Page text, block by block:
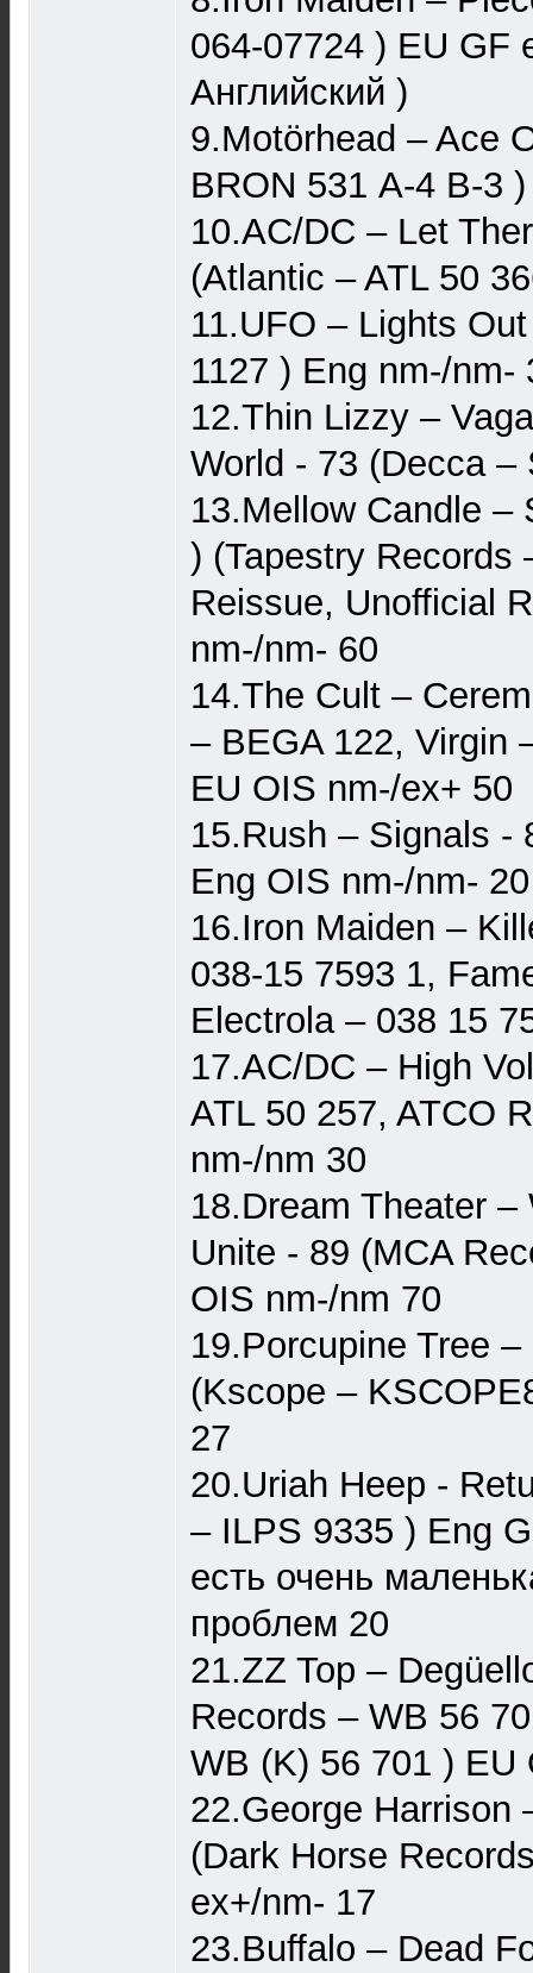
064-07724 ) EU GF
Английский )
9.Motörhead ‎– Ace
BRON 531 А-4 В-3
10.AC/DC – Let
(Atlantic – ATL 50
11.UFO ‎– Lights
1127 ) Eng nm-/nm-
12.Thin Lizzy –
World - 73 (Decca
13.Mellow Candle –
) (Tapestry Records
Reissue, Unofficial
nm-/nm- 60
14.The Cult –
‎– BEGA 122, Virgin
EU OIS nm-/ex+ 50
15.Rush ‎– Signals -
Eng OIS nm-/nm-
16.Iron Maiden –
038-15 7593 1,
Electrola – 038 15
17.AC/DC ‎– High
ATL 50 257, ATCO
nm-/nm 30
18.Dream Theater
Unite - 89 (MCA
OIS nm-/nm 70
19.Porcupine Tree
(Kscope ‎–
27
20.Uriah Heep -
‎– ILPS 9335 ) Eng
есть очень
проблем 20
21.ZZ Top ‎–
Records – WB 56
WB (K) 56 701 ) EU
22.George Harrison
(Dark Horse
ex+/nm- 17
23.Buffalo ‎– Dead